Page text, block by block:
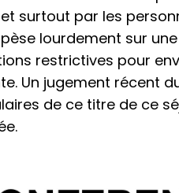
surtout par les
lourdement sur
restrictives pour
Un jugement récent
de ce titre de ce